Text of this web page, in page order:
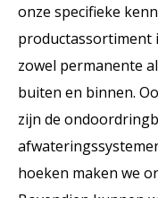
onze specifieke
productassortiment
zowel permanente
buiten en binnen.
zijn de
hoeken maken we